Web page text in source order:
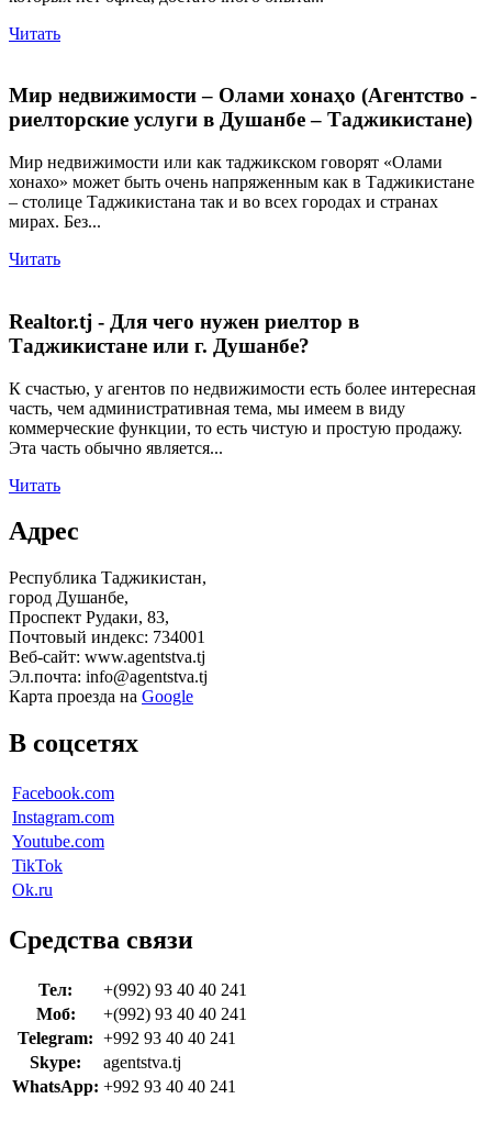
Читать
Мир недвижимости – Олами хонаҳо (Агентство -
риелторские услуги в Душанбе – Таджикистане)
Мир недвижимости или как таджикском говорят «Олами
хонахо» может быть очень напряженным как в Таджикистане
– столице Таджикистана так и во всех городах и странах
мирах. Без...
Читать
Realtor.tj - Для чего нужен риелтор в
Таджикистане или г. Душанбе?
К счастью, у агентов по недвижимости есть более интересная
часть, чем административная тема, мы имеем в виду
коммерческие функции, то есть чистую и простую продажу.
Эта часть обычно является...
Читать
Адрес
Республика Таджикистан,
город Душанбе,
Проспект Рудаки, 83,
Почтовый индекс: 734001
Веб-сайт: www.agentstva.tj
Эл.почта: info@agentstva.tj
Карта проезда на Google
В соцсетях
Facebook.com
Instagram.com
Youtube.com
TikTok
Ok.ru
Средства связи
Тел:
+(992) 93 40 40 241
Моб:
+(992) 93 40 40 241
Telegram: +992 93 40 40 241
Skype:
agentstva.tj
WhatsApp: +992 93 40 40 241